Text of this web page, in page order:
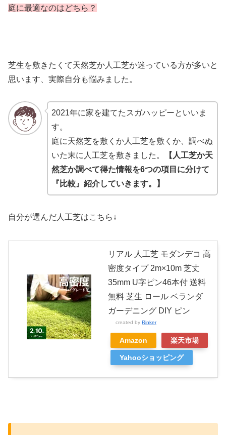
庭に最適なのはどちら？
芝生を敷きたくて天然芝か人工芝か迷っている方が多いと
思います、実際自分も悩みました。
2021年に家を建てたスガハッピーといいま
す。
庭に天然芝を敷くか人工芝を敷くか、調べぬ
いた末に人工芝を敷きました。
【人工芝か天
然芝か調べて得た情報を6つの項目に分けて
『比較』紹介していきます。】
自分が選んだ人工芝はこちら↓
リアル 人工芝 モダンデコ 高
密度タイプ 2m×10m 芝丈
35mm U字ピン46本付 送料
無料 芝生 ロール ベランダ
ガーデニング DIY ピン
created by Rinker
Amazon 楽天市場
Yahooショッピング